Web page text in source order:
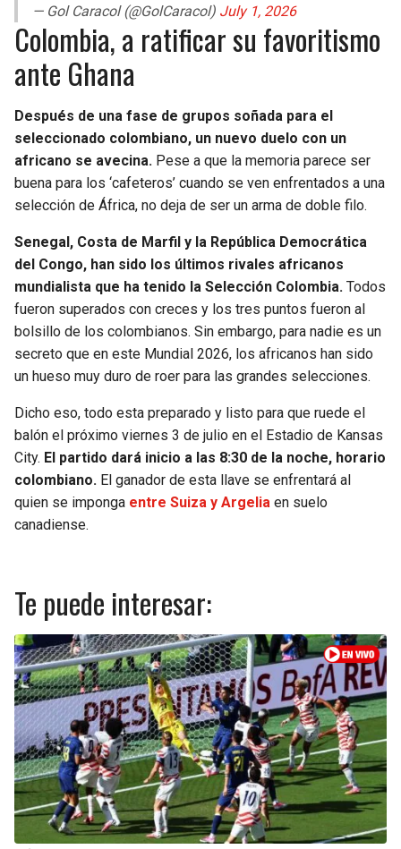
— Gol Caracol (@GolCaracol) July 1, 2026
Colombia, a ratificar su favoritismo
ante Ghana
Después de una fase de grupos soñada para el
seleccionado colombiano, un nuevo duelo con un
africano se avecina. Pese a que la memoria parece ser
buena para los ‘cafeteros’ cuando se ven enfrentados a una
selección de África, no deja de ser un arma de doble filo.
Senegal, Costa de Marfil y la República Democrática
del Congo, han sido los últimos rivales africanos
mundialista que ha tenido la Selección Colombia. Todos
fueron superados con creces y los tres puntos fueron al
bolsillo de los colombianos. Sin embargo, para nadie es un
secreto que en este Mundial 2026, los africanos han sido
un hueso muy duro de roer para las grandes selecciones.
Dicho eso, todo esta preparado y listo para que ruede el
balón el próximo viernes 3 de julio en el Estadio de Kansas
City. El partido dará inicio a las 8:30 de la noche, horario
colombiano. El ganador de esta llave se enfrentará al
quien se imponga entre Suiza y Argelia en suelo
canadiense.
Te puede interesar: